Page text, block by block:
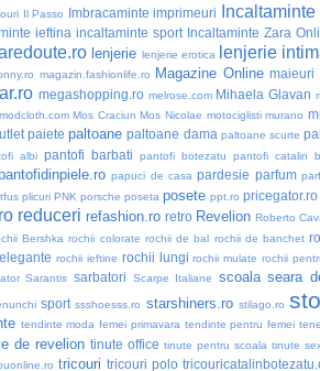
Il Passo Imbracaminte imprimeuri Incaltaminte
ieftina incaltaminte sport Incaltaminte Zara
lenjerie lenjerie erotica lenjerie
magazin.fashionlife.ro Magazine Online maieuri
megashopping.ro melrose.com Mihaela Glavan
modcloth.com Mos Craciun Mos Nicolae motociglisti murano
paiete paltoane paltoane dama paltoane scurte
albi pantofi barbati pantofi botezatu pantofi catalin
papuci de casa pardesie parfum
plicuri PNK porsche poseta posete ppt.ro pricegator.ro
reduceri refashion.ro retro Revelion Roberto
Bershka rochii colorate rochii de bal rochii de banchet
rochii ieftine rochii lungi rochii mulate rochii
Sarantis sarbatori Scarpe Italiane scoala seara
sport ssshoesss.ro starshiners.ro stilago.ro
tendinte moda femei primavara tendinte pentru femei
de revelion tinute office tinute pentru scoala tinute
tricouri tricouri polo